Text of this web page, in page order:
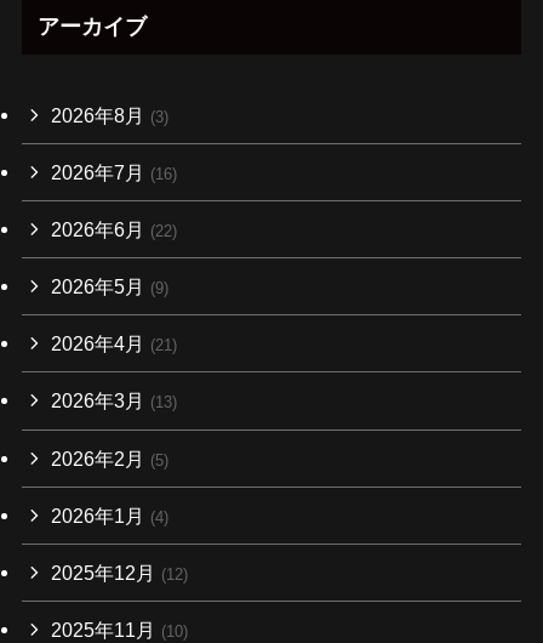
アーカイブ
2026年8月 (3)
2026年7月 (16)
2026年6月 (22)
2026年5月 (9)
2026年4月 (21)
2026年3月 (13)
2026年2月 (5)
2026年1月 (4)
2025年12月 (12)
2025年11月 (10)